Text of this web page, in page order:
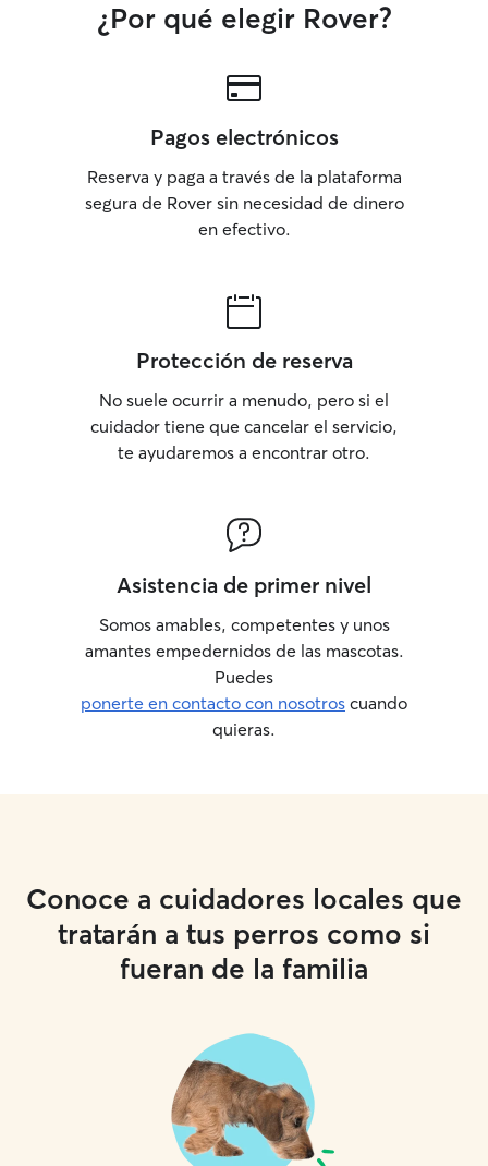
¿Por qué elegir Rover?
Pagos electrónicos
Reserva y paga a través de la plataforma
segura de Rover sin necesidad de dinero
en efectivo.
Protección de reserva
No suele ocurrir a menudo, pero si el
cuidador tiene que cancelar el servicio,
te ayudaremos a encontrar otro.
Asistencia de primer nivel
Somos amables, competentes y unos
amantes empedernidos de las mascotas.
Puedes
ponerte en contacto con nosotros cuando
quieras.
Conoce a cuidadores locales que
tratarán a tus perros como si
fueran de la familia